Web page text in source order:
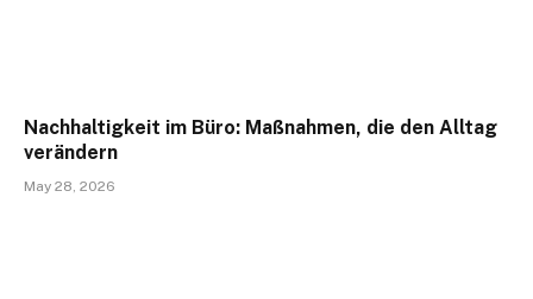
Nachhaltigkeit im Büro: Maßnahmen, die den Alltag
verändern
May 28, 2026